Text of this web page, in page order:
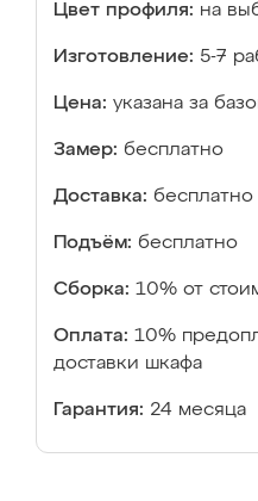
Цвет профиля: на
Изготовление: 5-7
Цена: указана за
Замер: бесплатно
Доставка: бесплатно
Подъём: бесплатно
Сборка: 10% от
Оплата: 10%
доставки шкафа
Гарантия: 24 месяца